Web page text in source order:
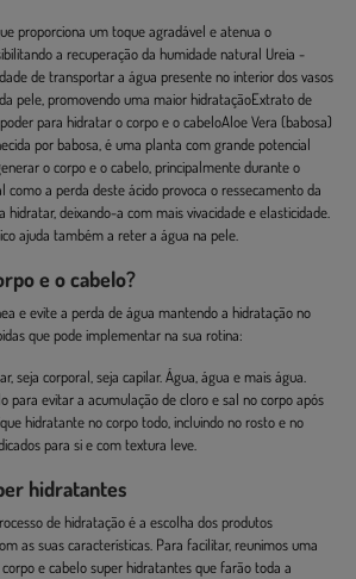
proporciona um toque agradável e atenua o
a recuperação da humidade natural Ureia -
de transportar a água presente no interior dos vasos
pele, promovendo uma maior hidrataçãoExtrato de
para hidratar o corpo e o cabeloAloe Vera (babosa)
por babosa, é uma planta com grande potencial
o corpo e o cabelo, principalmente durante o
como a perda deste ácido provoca o ressecamento da
hidratar, deixando-a com mais vivacidade e elasticidade.
ajuda também a reter a água na pele.
e o cabelo?
e evite a perda de água mantendo a hidratação no
que pode implementar na sua rotina:
seja corporal, seja capilar. Água, água e mais água.
para evitar a acumulação de cloro e sal no corpo após
hidratante no corpo todo, incluindo no rosto e no
para si e com textura leve.
hidratantes
de hidratação é a escolha dos produtos
as suas características. Para facilitar, reunimos uma
e cabelo super hidratantes que farão toda a